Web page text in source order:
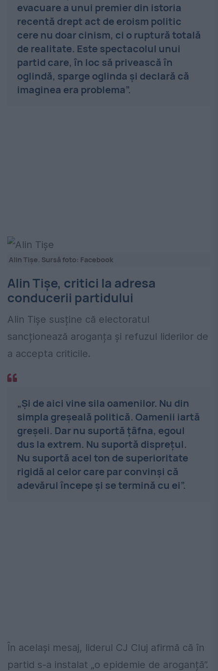
evacuare a unui premier din istoria
recentă drept act de eroism politic
cere nu doar cinism, ci o ruptură totală
de realitate. Este spectacolul unui
partid care, în loc să privească în
oglindă, sparge oglinda și declară că
imaginea era problema”.
Alin Tișe. Sursă foto: Facebook
Alin Tișe, critici la adresa
conducerii partidului
Alin Tișe susține că electoratul
sancționează aroganța și refuzul liderilor de
a accepta criticile.
„Și de aici vine sila oamenilor. Nu din
simpla greșeală politică. Oamenii iartă
greșeli. Dar nu suportă țâfna, egoul
dus la extrem. Nu suportă disprețul.
Nu suportă acel ton de superioritate
rigidă al celor care par convinși că
adevărul începe și se termină cu ei”.
În același mesaj, liderul CJ Cluj afirmă că în
partid s-a instalat „o epidemie de aroganță”.